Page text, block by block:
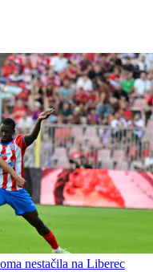
nestačila na Liberec